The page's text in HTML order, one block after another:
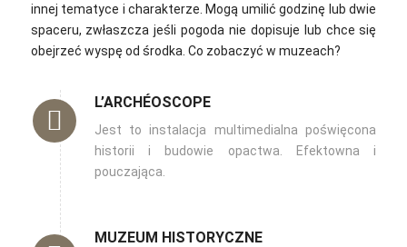
innej tematyce i charakterze. Mogą umilić godzinę lub dwie
spaceru, zwłaszcza jeśli pogoda nie dopisuje lub chce się
obejrzeć wyspę od środka. Co zobaczyć w muzeach?
L’ARCHÉOSCOPE
Jest to instalacja multimedialna poświęcona
historii i budowie opactwa. Efektowna i
pouczająca.
MUZEUM HISTORYCZNE